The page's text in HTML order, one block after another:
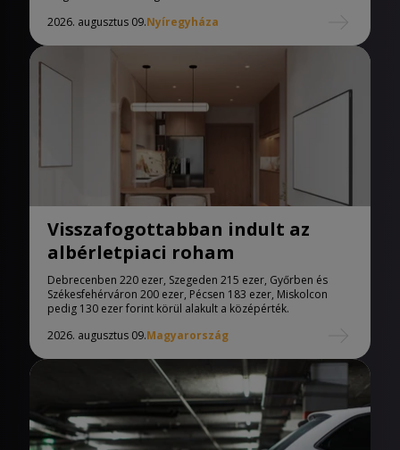
2026. augusztus 09.Nyíregyháza
Visszafogottabban indult az
albérletpiaci roham
Debrecenben 220 ezer, Szegeden 215 ezer, Győrben és
Székesfehérváron 200 ezer, Pécsen 183 ezer, Miskolcon
pedig 130 ezer forint körül alakult a középérték.
2026. augusztus 09.Magyarország